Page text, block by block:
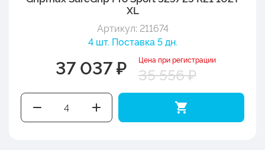
XL
Артикул: 211674
4 шт. Поставка 5 дн.
37 037 ₽ Цена при регистрации
35 556 ₽